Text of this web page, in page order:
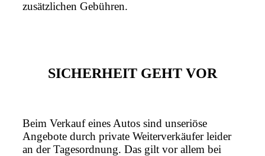
zusätzlichen Gebühren.
SICHERHEIT GEHT VOR
Beim Verkauf eines Autos sind unseriöse
Angebote durch private Weiterverkäufer leider
an der Tagesordnung. Das gilt vor allem bei